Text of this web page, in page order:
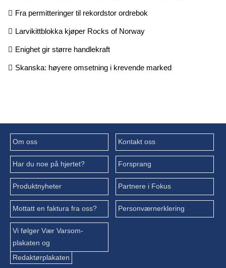
Fra permitteringer til rekordstor ordrebok
Larvikittblokka kjøper Rocks of Norway
Enighet gir større handlekraft
Skanska: høyere omsetning i krevende marked
Om oss Kontakt oss
Har du noe på hjertet? Forsprang
Produktnyheter Partnere i Fokus
Mottatt en faktura fra oss? Personværnerklering
Vi følger Vær Varsom-
plakaten og
Redaktørplakaten